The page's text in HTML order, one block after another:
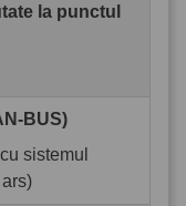
la punctul
BUS)
sistemul